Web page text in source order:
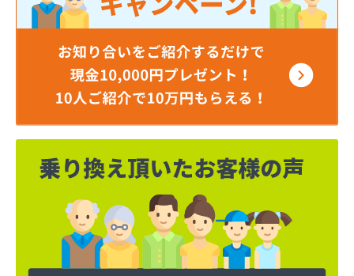
安全プロパン有限会社
安部燃料店
井手燃料店
井上幸男商店
一丁田プロパン
一二三プロパン商事
一木商店
宇島瓦斯株式会社 宇島営業所
宇島瓦斯株式会社 門司営業所
宇木商店
永島米穀燃料店
延命ガス
奥村商事株式会社